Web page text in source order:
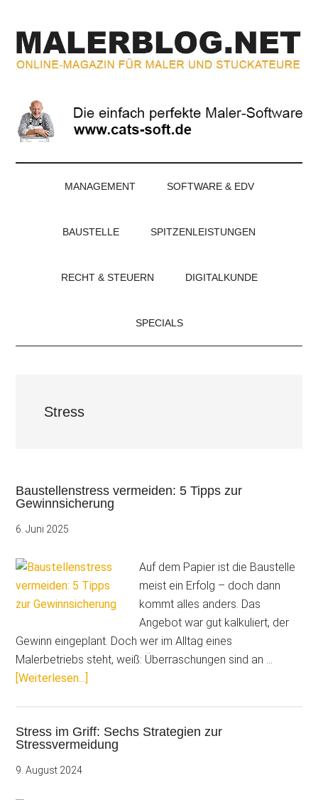
springen
secondary
menu
springen
springen
Magazin
für
Maler
und
MANAGEMENT SOFTWARE & EDV
BAUSTELLE SPITZENLEISTUNGEN
RECHT & STEUERN DIGITALKUNDE
SPECIALS
Stress
Baustellenstress vermeiden: 5 Tipps zur
Gewinnsicherung
6. Juni 2025
Auf dem Papier ist die Baustelle
meist ein Erfolg – doch dann
kommt alles anders. Das
Angebot war gut kalkuliert, der
Gewinn eingeplant. Doch wer im Alltag eines
Malerbetriebs steht, weiß: Überraschungen sind an …
[Weiterlesen...]
Tipps
zur
Stress im Griff: Sechs Strategien zur
Stressvermeidung
9. August 2024